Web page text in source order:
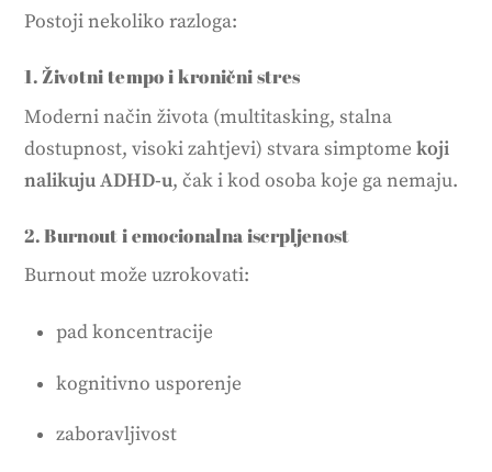
Postoji nekoliko razloga:
1. Životni tempo i kronični stres
Moderni način života (multitasking, stalna
dostupnost, visoki zahtjevi) stvara simptomekoji
nalikuju ADHD-u, čak i kod osoba koje ga nemaju.
2. Burnout i emocionalna iscrpljenost
Burnout može uzrokovati:
pad koncentracije
kognitivno usporenje
zaboravljivost